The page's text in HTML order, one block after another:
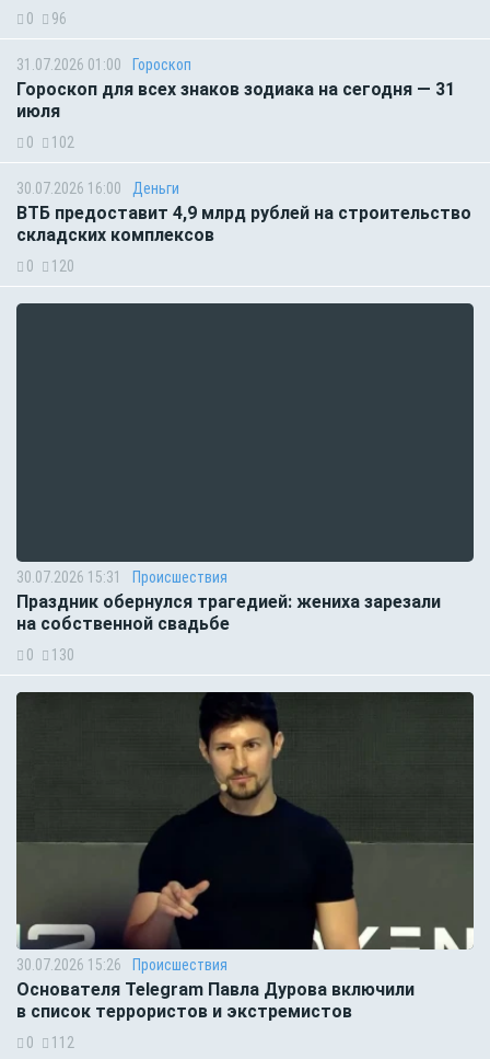
0 96
31.07.2026 01:00 Гороскоп
Гороскоп для всех знаков зодиака на сегодня — 31
июля
0 102
30.07.2026 16:00 Деньги
ВТБ предоставит 4,9 млрд рублей на строительство
складских комплексов
0 120
30.07.2026 15:31 Происшествия
Праздник обернулся трагедией: жениха зарезали
на собственной свадьбе
0 130
30.07.2026 15:26 Происшествия
Основателя Telegram Павла Дурова включили
в список террористов и экстремистов
0 112